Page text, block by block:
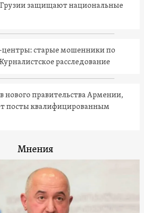
Грузии защищают национальные
центры: старые мошенники по
расследование
нового правительства Армении,
посты квалифицированным
Мнения